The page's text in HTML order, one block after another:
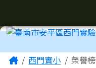
工具列
主內容區域
Home西門實小 榮譽榜
頁尾區域